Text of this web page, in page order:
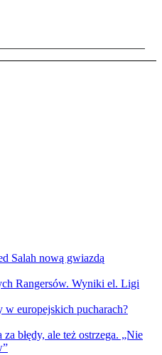
Salah nową gwiazdą
Rangersów. Wyniki el. Ligi
europejskich pucharach?
błędy, ale też ostrzega. „Nie